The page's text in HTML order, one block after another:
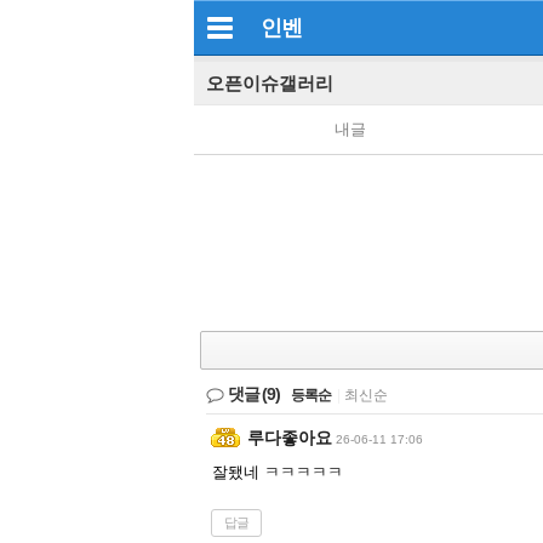
인벤
오픈이슈갤러리
내글
댓글(9) 등록순 최신순
루다좋아요 26-06-11 17:06
잘됐네 ㅋㅋㅋㅋㅋ
답글